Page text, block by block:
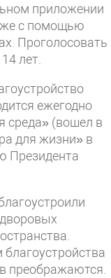
приложении
с помощью
Проголосовать
лет.
ежегодно
среда» (вошел в
для жизни» в
Президента
преображаются.